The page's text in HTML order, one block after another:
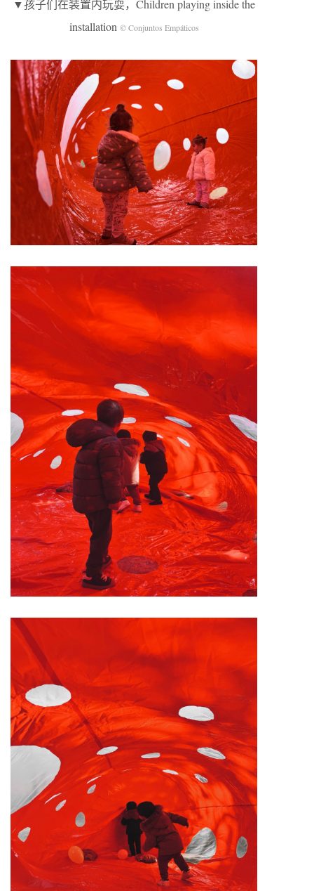
▼孩子们在装置内玩耍，Children playing inside the
installation © Conjuntos Empáticos